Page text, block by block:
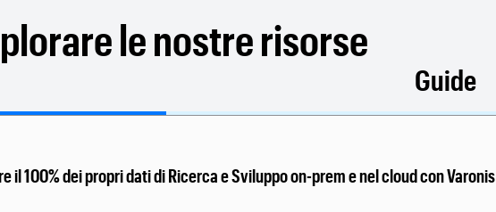
le nostre risorse
Guide
100% dei propri dati di Ricerca e Sviluppo on-prem e nel cloud con Varonis